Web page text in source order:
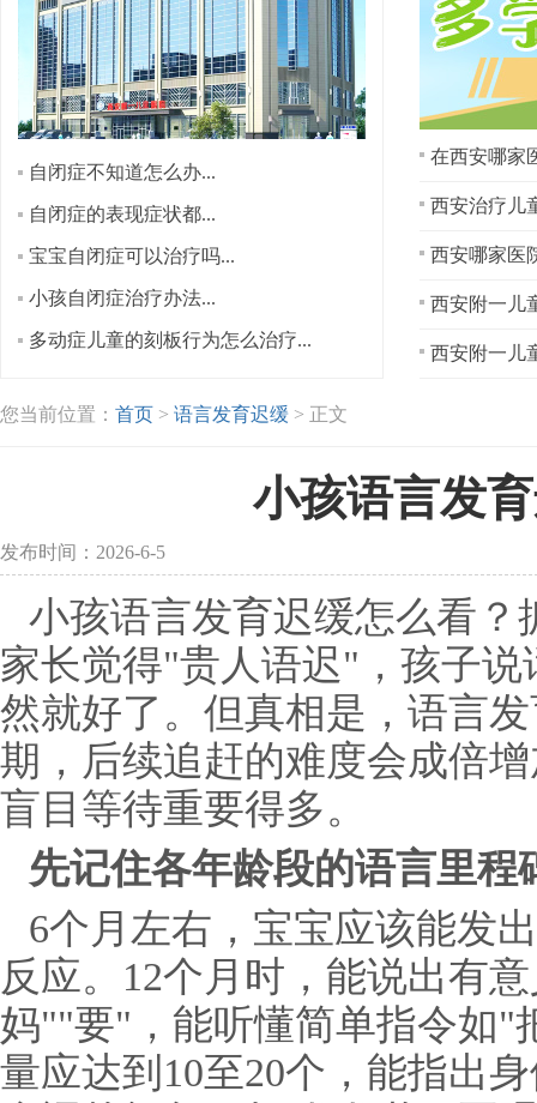
自闭症不知道怎么办...
自闭症的表现症状都...
宝宝自闭症可以治疗吗...
小孩自闭症治疗办法...
多动症儿童的刻板行为怎么治疗...
在西安哪家
西安治疗儿
西安附一儿
西安附一儿
您当前位置： 首页 > 语言发育迟缓 > 正文
小孩语言发
发布时间：2026-6-5
小孩语言发育迟缓怎么看
家长觉得"贵人语迟"，孩子
然就好了。但真相是，语言
期，后续追赶的难度会成倍
盲目等待重要得多。
先记住各年龄段的语言里程
6个月左右，宝宝应该能发
反应。12个月时，能说出有
妈""要"，能听懂简单指令如"
量应达到10至20个，能指出